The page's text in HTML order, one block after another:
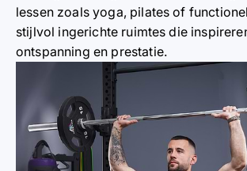
lessen zoals yoga, pilates of
stijlvol ingerichte ruimtes die
ontspanning en prestatie.